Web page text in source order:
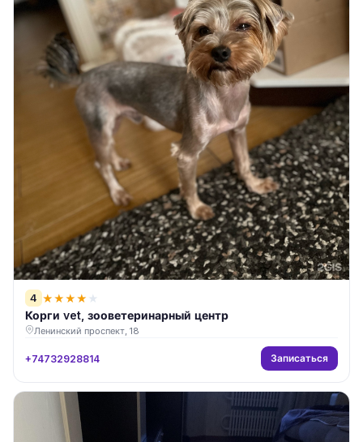
4 ★★★★ ★
Корги vet, зооветеринарный центр
Ленинский проспект, 18
+74732928814 Записаться